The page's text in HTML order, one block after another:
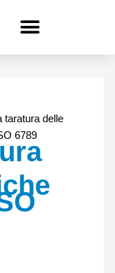
taratura delle
6789